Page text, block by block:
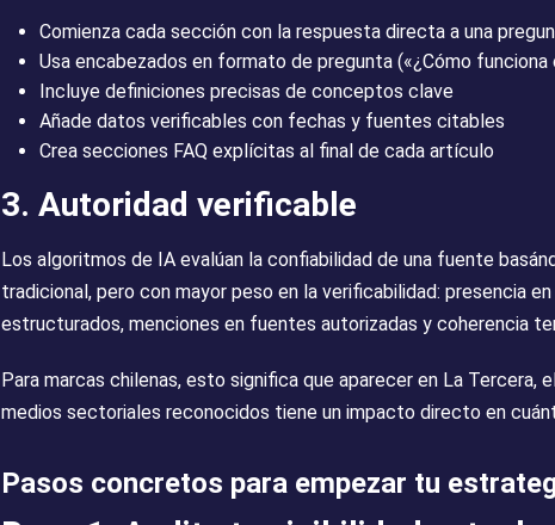
Comienza cada sección con la respuesta directa a una
Usa encabezados en formato de pregunta («¿Cómo funciona
Incluye definiciones precisas de conceptos clave
Añade datos verificables con fechas y fuentes citables
Crea secciones FAQ explícitas al final de cada artículo
3. Autoridad verificable
Los algoritmos de IA evalúan la confiabilidad de una fuente
tradicional, pero con mayor peso en la verificabilidad: presencia
estructurados, menciones en fuentes autorizadas y coherencia
Para marcas chilenas, esto significa que aparecer en La Tercera,
medios sectoriales reconocidos tiene un impacto directo en
Pasos concretos para empezar tu